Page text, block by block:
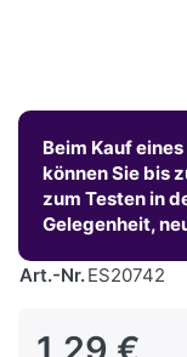
Beim Kauf
können Sie bis
zum Testen in
Gelegenheit,
Art.-Nr.ES20742